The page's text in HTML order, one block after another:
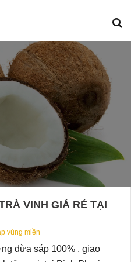
VINH GIÁ RẺ TẠI
vùng miền
dừa sáp 100% , giao